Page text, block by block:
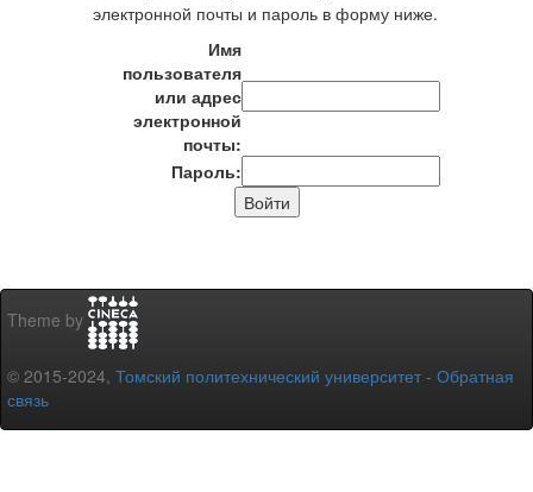
электронной почты и пароль в форму ниже.
Имя
пользователя
или адрес
электронной
почты:
Пароль:
Theme by
© 2015-2024, Томский политехнический университет - Обратная
связь